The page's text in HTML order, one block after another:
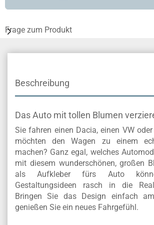
Frage zum Produkt
Beschreibung
Das Auto mit tollen Blumen
Sie fahren einen Dacia, einen VW
möchten den Wagen zu einem
machen? Ganz egal, welches
mit diesem wunderschönen, großen
als Aufkleber fürs Auto
Gestaltungsideen rasch in die
Bringen Sie das Design einfach
genießen Sie ein neues Fahrgefühl.